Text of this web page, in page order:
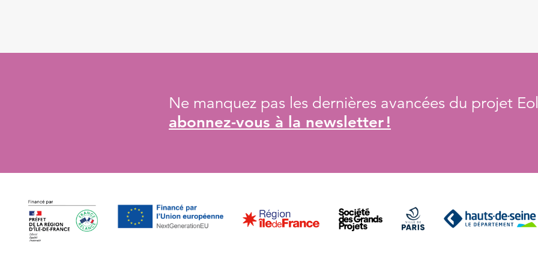
Ne manquez pas les dernières avancées du projet
abonnez-vous à la newsletter !